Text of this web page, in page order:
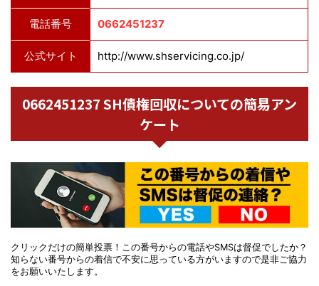
電話番号 0662451237
公式サイト http://www.shservicing.co.jp/
0662451237 SH債権回収についての簡易アン
ケート
クリックだけの簡単投票！この番号からの電話やSMSは督促でしたか？
知らない番号からの着信で不安に思っている方がいますので是非ご協力
をお願いいたします。